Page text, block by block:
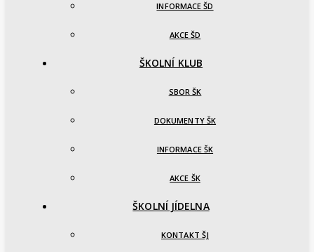
INFORMACE ŠD
AKCE ŠD
ŠKOLNÍ KLUB
SBOR ŠK
DOKUMENTY ŠK
INFORMACE ŠK
AKCE ŠK
ŠKOLNÍ JÍDELNA
KONTAKT ŠJ